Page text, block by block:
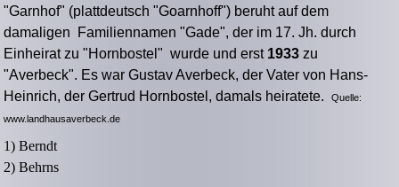
"Garnhof" (plattdeutsch "Goarnhoff") beruht auf dem
damaligen Familiennamen "Gade", der im 17. Jh. durch
Einheirat zu "Hornbostel" wurde und erst 1933 zu
"Averbeck". Es war Gustav Averbeck, der Vater von Hans-
Heinrich, der Gertrud Hornbostel, damals heiratete.Quelle:
www.landhausaverbeck.de
1) Berndt
2) Behrns